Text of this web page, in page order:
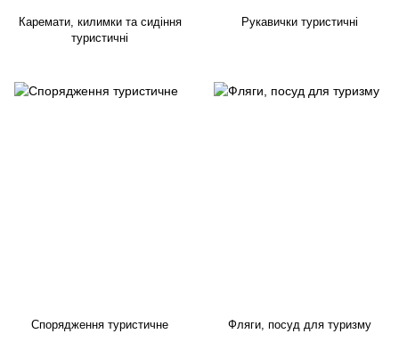
Каремати, килимки та сидіння
туристичні
Рукавички туристичні
Спорядження туристичне Фляги, посуд для туризму